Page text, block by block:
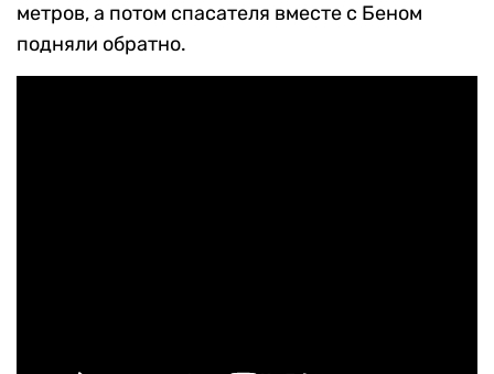
метров, а потом спасателя вместе с Беном
подняли обратно.